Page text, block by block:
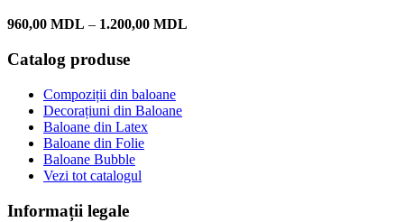
960,00 MDL – 1.200,00 MDL
Catalog produse
Compoziții din baloane
Decorațiuni din Baloane
Baloane din Latex
Baloane din Folie
Baloane Bubble
Vezi tot catalogul
Informații legale